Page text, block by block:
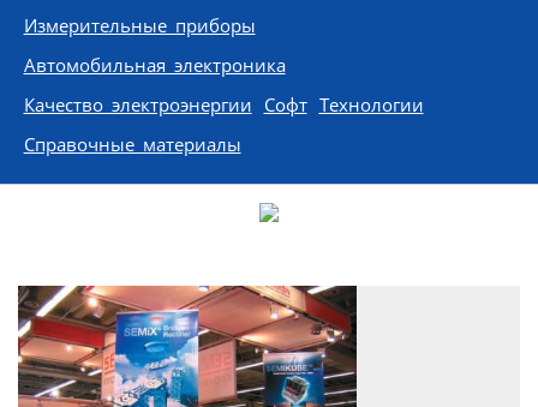
Измерительные приборы
Автомобильная электроника
Качество электроэнергии Софт Технологии
Справочные материалы